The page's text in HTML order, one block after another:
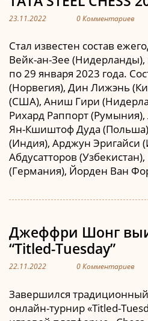
23.11.2022 0 Комментариев
Стал известен состав
Вейк-ан-Зее
по 29 января 2023 года.
(Норвегия), Дин Лижэнь
(США), Аниш Гири
Рихард Раппорт
Ян-Кшиштоф Дуда
(Индия), Арджун Эригайси
Абдусатторов
(Германия), Йорден Ван
Джеффри Шонг
“Titled-Tuesday”
22.11.2022 0 Комментариев
Завершился
онлайн-турнир «Titled-